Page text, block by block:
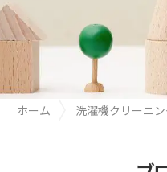
ホーム 洗濯機クリーニ